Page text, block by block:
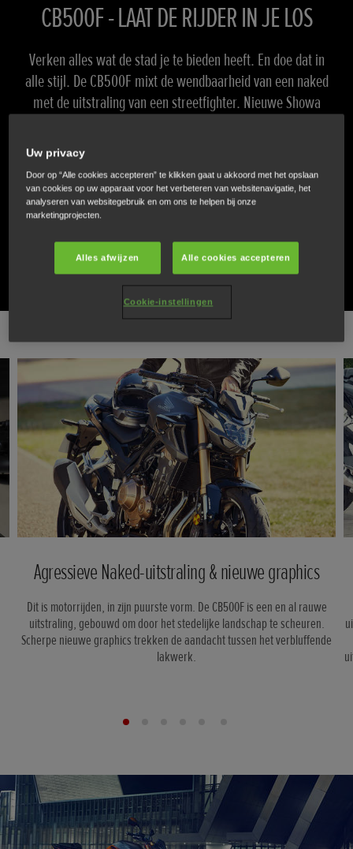
CB500F - LAAT DE RIJDER IN JE LOS
Verken alles wat de stad je te bieden heeft. En doe dat in
alle stijl. De CB500F mixt de wendbaarheid van een naked
met de uitstraling van een streetfighter. Nieuwe Showa
en de dubbele remschijven vooraan brengen
wendbaarheid en remkracht naar het volgende niveau. Het
tweecilinderblok, geschikt voor het A2-rijbewijs, levert
prestaties die zowel nieuwe als ervaren rijders kunnen
afwerking voor de CB500F.
Agressieve Naked-uitstraling & nieuwe graphics
Dit is motorrijden, in zijn puurste vorm. De CB500F is een en al rauwe
uitstraling, gebouwd om door het stedelijke landschap te scheuren.
Scherpe nieuwe graphics trekken de aandacht tussen het verbluffende
lakwerk.
Uw privacy
Door op “Alle cookies accepteren” te klikken gaat u akkoord met het opslaan
van cookies op uw apparaat voor het verbeteren van websitenavigatie, het
analyseren van websitegebruik en om ons te helpen bij onze
marketingprojecten.
Alles afwijzen Alle cookies accepteren
Cookie-instellingen